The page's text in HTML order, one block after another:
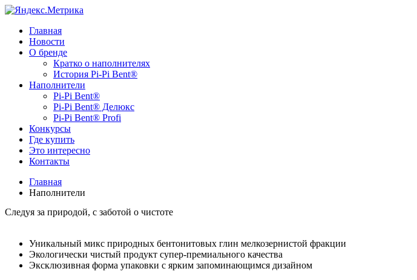
Главная
Новости
О бренде
Кратко о наполнителях
История Pi-Pi Bent®
Наполнители
Pi-Pi Bent®
Pi-Pi Bent® Делюкс
Pi-Pi Bent® Profi
Конкурсы
Где купить
Это интересно
Контакты
Главная
Наполнители
Следуя за природой, с заботой о чистоте
Уникальный микс природных бентонитовых глин мелкозернистой фракции
Экологически чистый продукт супер-премиального качества
Эксклюзивная форма упаковки с ярким запоминающимся дизайном